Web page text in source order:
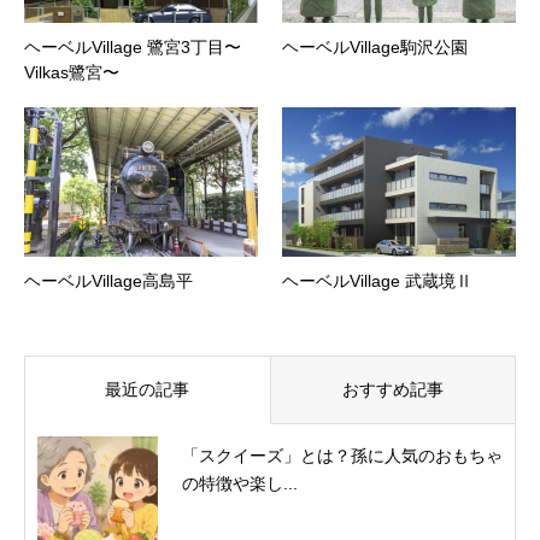
ヘーベルVillage 鷺宮3丁目〜
Vilkas鷺宮〜
ヘーベルVillage駒沢公園
ヘーベルVillage高島平 ヘーベルVillage 武蔵境Ⅱ
最近の記事 おすすめ記事
「スクイーズ」とは？孫に人気のおもちゃ
の特徴や楽し...